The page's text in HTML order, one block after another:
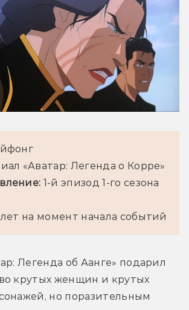
«Аватар: Легенда о Корре»
1-й эпизод 1-го сезона
на момент начала событий
Легенда об Аанге» подарил
крутых женщин и крутых
но поразительным